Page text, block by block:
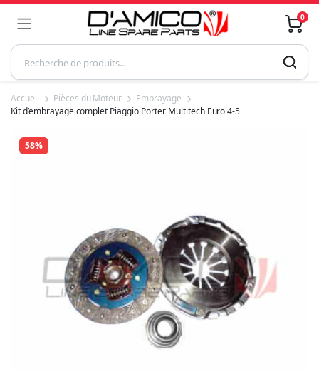
0
Accueil Pièces du Moteur
Embrayage
Kit d’embrayage complet Piaggio Porter Multitech Euro 4-5
58%